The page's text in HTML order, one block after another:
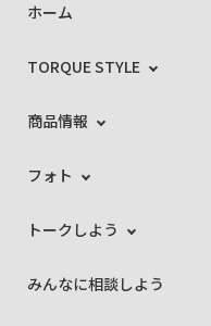
ホーム
TORQUE STYLE
商品情報
フォト
トークしよう
みんなに相談しよう